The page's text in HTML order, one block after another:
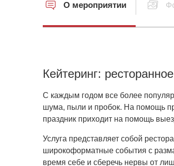
О мероприятии
Кейтеринг:
С каждым годом все более
шума, пыли и пробок. На помощь
праздник приходит на помощь
Услуга представляет собой
широкоформатные события с
время себе и сберечь нервы от